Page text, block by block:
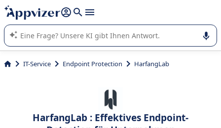
beantworten (mehrere Zeilen mit
Die KI von Appvizer führt Sie bei der Nutzung oder Auswahl
von SaaS-Software in Unternehmen.
IT-Service Endpoint Protection HarfangLab
HarfangLab : Effektives Endpoint-